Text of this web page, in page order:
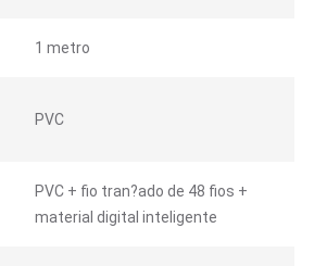
1 metro
PVC
PVC + fio tran?ado de 48 fios +
material digital inteligente